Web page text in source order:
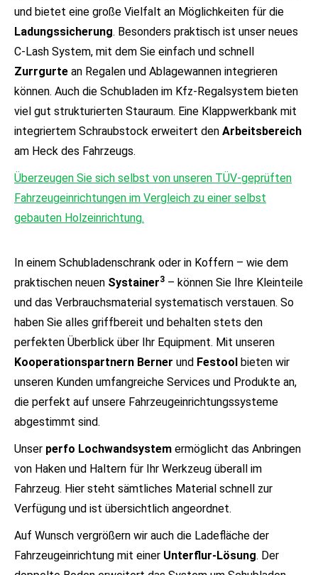
und bietet eine große Vielfalt an Möglich­keiten für die
Ladungs­sicherung. Besonders praktisch ist unser neues
C-Lash System, mit dem Sie einfach und schnell
Zurrgurte an Regalen und Ablage­wannen integrieren
können. Auch die Schubladen im Kfz-Regal­system bieten
viel gut strukturierten Stauraum. Eine Klapp­werkbank mit
integriertem Schraub­stock erweitert den Arbeits­bereich
am Heck des Fahrzeugs.
Überzeugen Sie sich selbst von unseren TÜV-geprüften
Fahrzeugeinrichtungen im Vergleich zu einer selbst
gebauten Holzeinrichtung.
In einem Schubladenschrank oder in Koffern – wie dem
praktischen neuen Systainer3 – können Sie Ihre Kleinteile
und das Verbrauchsmaterial systematisch verstauen. So
haben Sie alles griffbereit und behalten stets den
perfekten Überblick über Ihr Equipment. Mit unseren
Kooperationspartnern Berner und Festool bieten wir
unseren Kunden umfangreiche Services und Produkte an,
die perfekt auf unsere Fahrzeugeinrichtungssysteme
abgestimmt sind.
Unser perfo Lochwandsystem ermöglicht das Anbringen
von Haken und Haltern für Ihr Werkzeug überall im
Fahrzeug. Hier steht sämtliches Material schnell zur
Verfügung und ist übersichtlich angeordnet.
Auf Wunsch vergrößern wir auch die Ladefläche der
Fahrzeugeinrichtung mit einer Unterflur-Lösung. Der